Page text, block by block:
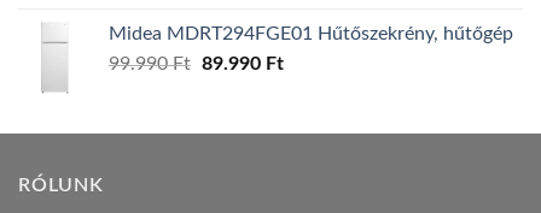
Midea MDRT294FGE01 Hűtőszekrény, hűtőgép
99.990Ft Original
99.990 Ft.
89.990 FtCurrent
89.990 Ft.
RÓLUNK